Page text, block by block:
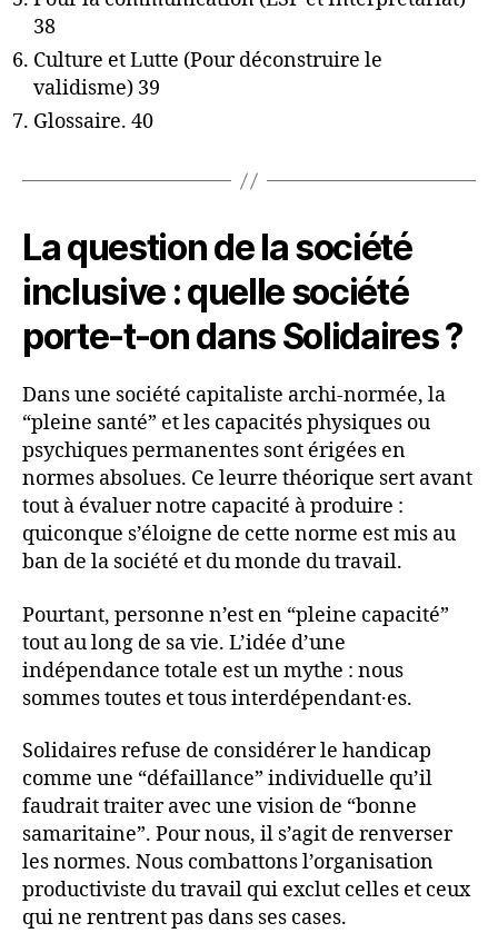
38
Culture et Lutte (Pour déconstruire le
validisme) 39
Glossaire. 40
La question de la société
inclusive : quelle société
porte-t-on dans Solidaires ?
Dans une société capitaliste archi-normée, la
“pleine santé” et les capacités physiques ou
psychiques permanentes sont érigées en
normes absolues. Ce leurre théorique sert avant
tout à évaluer notre capacité à produire :
quiconque s’éloigne de cette norme est mis au
ban de la société et du monde du travail.
Pourtant, personne n’est en “pleine capacité”
tout au long de sa vie. L’idée d’une
indépendance totale est un mythe : nous
sommes toutes et tous interdépendant·es.
Solidaires refuse de considérer le handicap
comme une “défaillance” individuelle qu’il
faudrait traiter avec une vision de “bonne
samaritaine”. Pour nous, il s’agit de renverser
les normes. Nous combattons l’organisation
productiviste du travail qui exclut celles et ceux
qui ne rentrent pas dans ses cases.